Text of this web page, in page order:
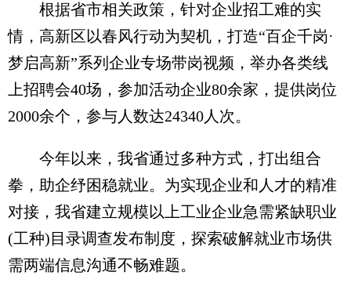
根据省市相关政策，针对企业招工难的实
情，高新区以春风行动为契机，打造“百企千岗·
梦启高新”系列企业专场带岗视频，举办各类线
上招聘会40场，参加活动企业80余家，提供岗位
2000余个，参与人数达24340人次。
今年以来，我省通过多种方式，打出组合
拳，助企纾困稳就业。为实现企业和人才的精准
对接，我省建立规模以上工业企业急需紧缺职业
(工种)目录调查发布制度，探索破解就业市场供
需两端信息沟通不畅难题。